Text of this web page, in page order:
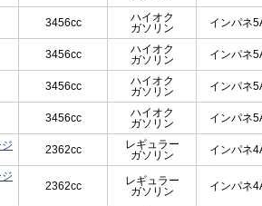
3456cc
ハイオク
ガソリン
インパネ
3456cc
ハイオク
ガソリン
インパネ
3456cc
ハイオク
ガソリン
インパネ
3456cc
ハイオク
ガソリン
インパネ
2362cc
レギュラー
ガソリン
インパネ
2362cc
レギュラー
ガソリン
インパネ